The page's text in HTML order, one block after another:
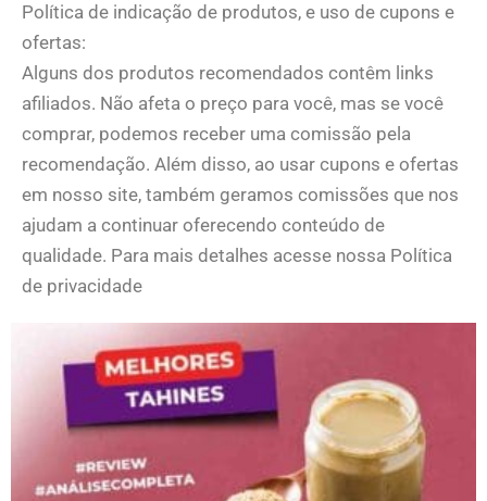
Política de indicação de produtos, e uso de cupons e
ofertas:
Alguns dos produtos recomendados contêm links
afiliados. Não afeta o preço para você, mas se você
comprar, podemos receber uma comissão pela
recomendação. Além disso, ao usar cupons e ofertas
em nosso site, também geramos comissões que nos
ajudam a continuar oferecendo conteúdo de
qualidade. Para mais detalhes acesse nossa Política
de privacidade